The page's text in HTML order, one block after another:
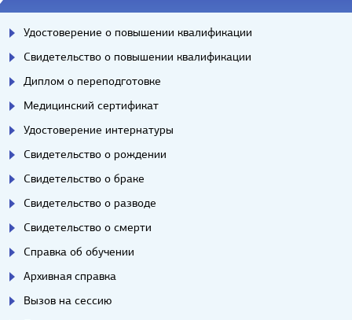
Удостоверение о повышении квалификации
Свидетельство о повышении квалификации
Диплом о переподготовке
Медицинский сертификат
Удостоверение интернатуры
Свидетельство о рождении
Свидетельство о браке
Свидетельство о разводе
Свидетельство о смерти
Справка об обучении
Архивная справка
Вызов на сессию